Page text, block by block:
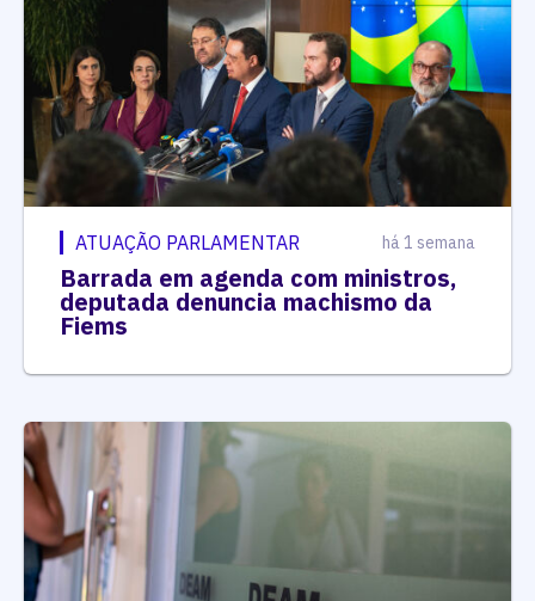
ATUAÇÃO PARLAMENTAR há 1 semana
Barrada em agenda com ministros,
deputada denuncia machismo da
Fiems